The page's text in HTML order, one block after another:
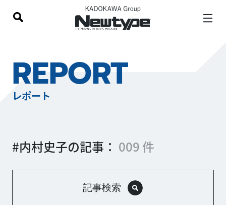
REPORT
レポート
#内村史子の記事： 009 件
記事検索